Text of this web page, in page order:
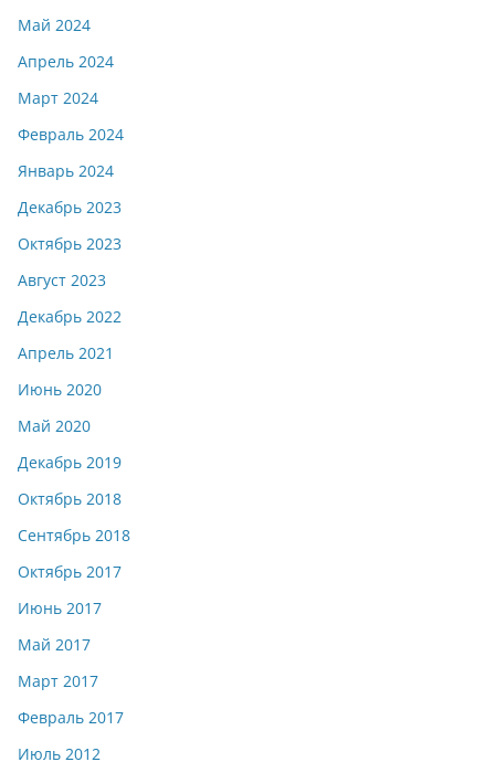
Май 2024
Апрель 2024
Март 2024
Февраль 2024
Январь 2024
Декабрь 2023
Октябрь 2023
Август 2023
Декабрь 2022
Апрель 2021
Июнь 2020
Май 2020
Декабрь 2019
Октябрь 2018
Сентябрь 2018
Октябрь 2017
Июнь 2017
Май 2017
Март 2017
Февраль 2017
Июль 2012